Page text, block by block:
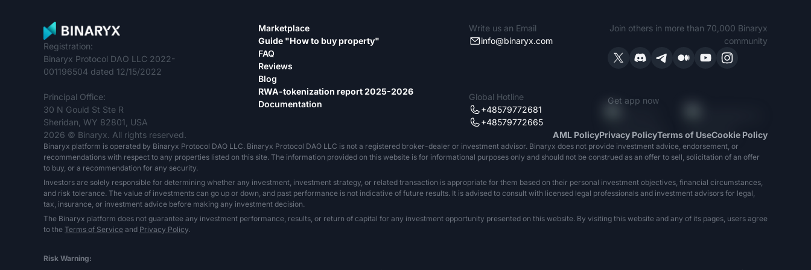
Registration:
Binaryx Protocol DAO LLC 2022-
001196504 dated 12/15/2022
Principal Office:
30 N Gould St Ste R
Sheridan, WY 82801, USA
Marketplace
Guide "How to buy property"
FAQ
Reviews
Blog
RWA-tokenization report 2025-2026
Documentation
Write us an Email
info@binaryx.com
Global Hotline
+48579772681
+48579772665
Join others in more than 70,000 Binaryx
community
Get app now
2026 © Binaryx. All rights reserved. AML PolicyPrivacy PolicyTerms of UseCookie Policy
Binaryx platform is operated by Binaryx Protocol DAO LLC. Binaryx Protocol DAO LLC is not a registered broker-dealer or investment advisor. Binaryx does not provide investment advice, endorsement, or
recommendations with respect to any properties listed on this site. The information provided on this website is for informational purposes only and should not be construed as an offer to sell, solicitation of an offer
to buy, or a recommendation for any security.
Investors are solely responsible for determining whether any investment, investment strategy, or related transaction is appropriate for them based on their personal investment objectives, financial circumstances,
and risk tolerance. The value of investments can go up or down, and past performance is not indicative of future results. It is advised to consult with licensed legal professionals and investment advisors for legal,
tax, insurance, or investment advice before making any investment decision.
The Binaryx platform does not guarantee any investment performance, results, or return of capital for any investment opportunity presented on this website. By visiting this website and any of its pages, users agree
to the Terms of Service and Privacy Policy.
Risk Warning: